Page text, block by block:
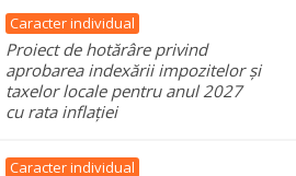
Caracter individual
Proiect de hotărâre privind
aprobarea indexării impozitelor și
taxelor locale pentru anul 2027
cu rata inflației
Caracter individual